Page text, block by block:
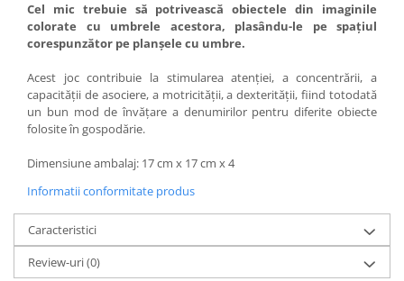
Cel mic trebuie să potrivească obiectele din imaginile
colorate cu umbrele acestora, plasându-le pe spațiul
corespunzător pe planșele cu umbre.
Acest joc contribuie la stimularea atenției, a concentrării, a
capacității de asociere, a motricității, a dexterității, fiind totodată
un bun mod de învățare a denumirilor pentru diferite obiecte
folosite în gospodărie.
Dimensiune ambalaj: 17 cm x 17 cm x 4
Informatii conformitate produs
Caracteristici
Review-uri(0)